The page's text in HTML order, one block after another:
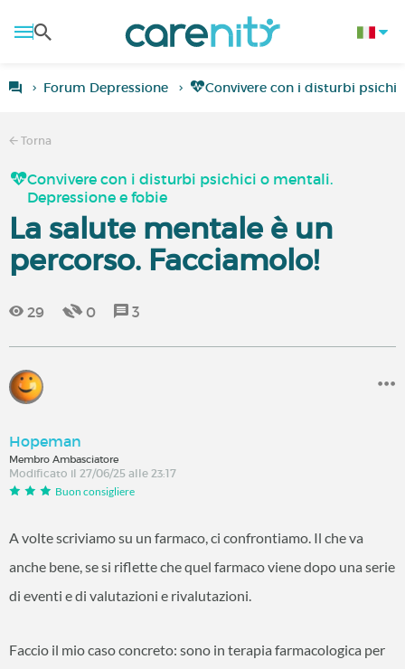
Forum Depressione Convivere con i disturbi
Torna
Convivere con i disturbi psichici o mentali.
Depressione e fobie
La salute mentale è un
percorso. Facciamolo!
29 0 3
Hopeman
Membro Ambasciatore
Modificato il 27/06/25 alle 23:17
Buon consigliere
A volte scriviamo su un farmaco, ci confrontiamo. Il che va
anche bene, se si riflette che quel farmaco viene dopo una serie
di eventi e di valutazioni e rivalutazioni.
Faccio il mio caso concreto: sono in terapia farmacologica per